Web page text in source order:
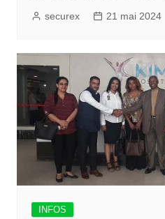
securex 21 mai 2024
INFOS